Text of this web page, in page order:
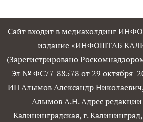
Сайт входит в медиахолдинг
издание «ИНФОШТАБ
(Зарегистрировано
Эл № ФС77-88578 от 29 октября
ИП Алымов Александр
Алымов А.Н. Адрес
Калининградская, г.